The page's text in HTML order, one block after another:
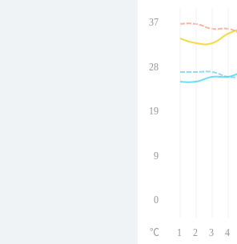
37
28
19
9
0
1 2 3 4
℃